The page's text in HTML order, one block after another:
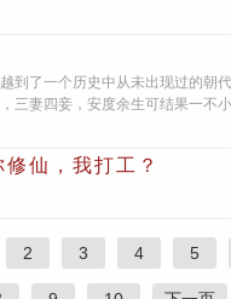
到了一个历史中从未出现过的朝
三妻四妾，安度余生可结果一不
仙，我打工？
2 3 4 5